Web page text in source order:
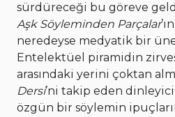
sürdüreceği bu göreve
Aşk Söyleminden Parçalar
neredeyse medyatik bir
Entelektüel piramidin
arasındaki yerini çoktan
Dersi’ni takip eden
özgün bir söylemin